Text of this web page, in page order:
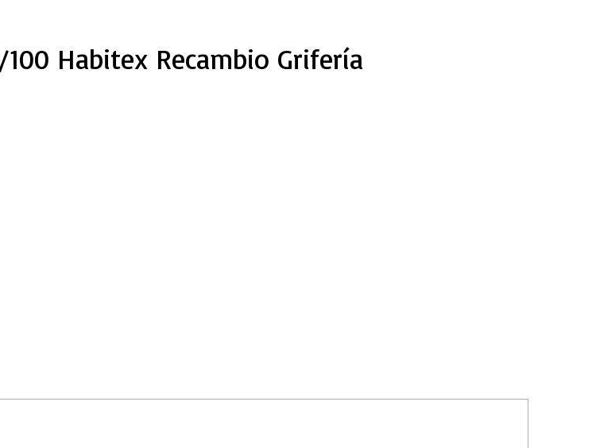
Habitex Recambio Grifería